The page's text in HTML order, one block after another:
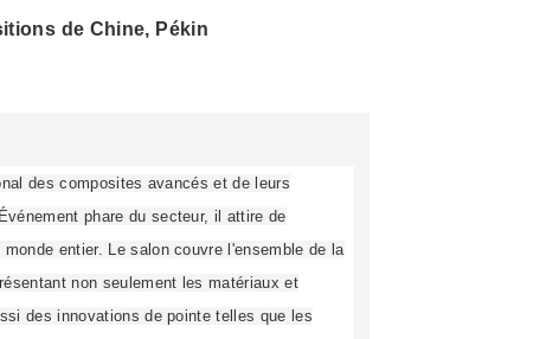
de Chine, Pékin
des composites avancés et de leurs
phare du secteur, il attire de
entier. Le salon couvre l'ensemble de la
non seulement les matériaux et
des innovations de pointe telles que les